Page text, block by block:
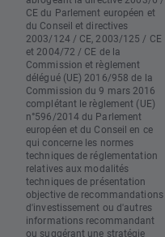
CE du Parlement européen et
du Conseil et directives
2003/124 / CE, 2003/125 / CE
et 2004/72 / CE de la
Commission et règlement
délégué (UE) 2016/958 de la
Commission du 9 mars 2016
complétant le règlement (UE)
n°596/2014 du Parlement
européen et du Conseil en ce
qui concerne les normes
techniques de réglementation
relatives aux modalités
techniques de présentation
objective de recommandations
d'investissement ou d'autres
informations recommandant
ou suggérant une stratégie